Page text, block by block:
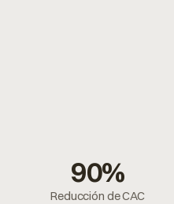
90%
Reducción de CAC